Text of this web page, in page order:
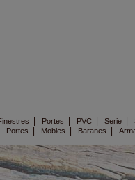
Portes PVC| Serie|
Portes Mobles Baranes